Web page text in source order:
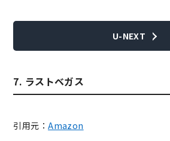
U-NEXT
7. ラストベガス
引用元：Amazon